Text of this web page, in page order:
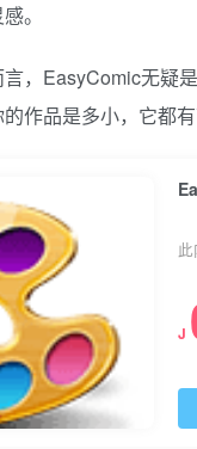
。
，EasyComic无疑
作品是多小，它都
J